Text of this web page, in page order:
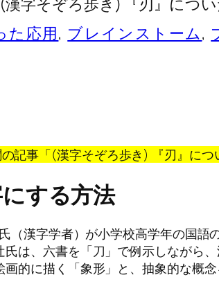
字そぞろ歩き) 『刃』につ
た応用, ブレインストーム,
の記事「(漢字そぞろ歩き) 『刃』に
する方法
（漢字学者）が小学校高学年の国
は、六書を「刀」で例示しながら
的に描く「象形」と、抽象的な概